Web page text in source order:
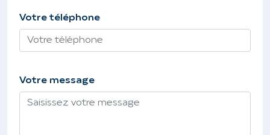
Votre téléphone
Votre message